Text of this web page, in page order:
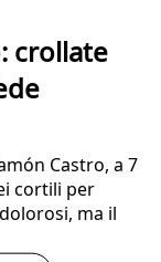
crollate
Castro, a 7
cortili per
ma il